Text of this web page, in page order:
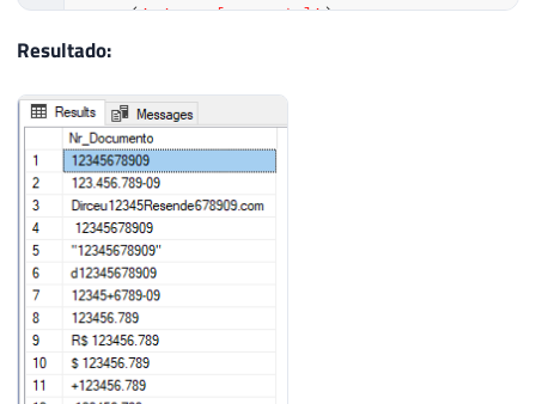
21
('Dirceu[Resende]')
Resultado: